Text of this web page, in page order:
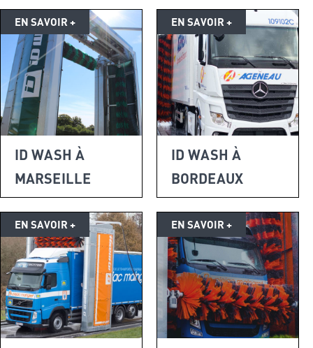
ID WASH À
MARSEILLE
ID WASH À
BORDEAUX